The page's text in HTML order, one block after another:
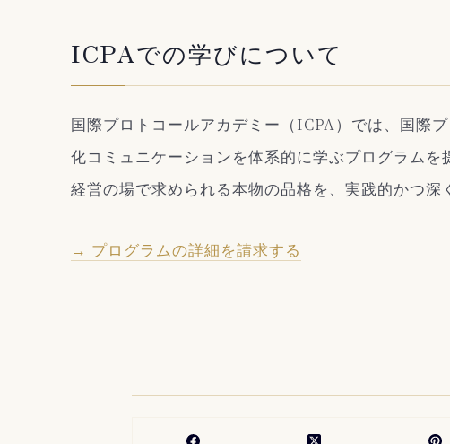
ICPAでの学びについて
国際プロトコールアカデミー（ICPA）では、国際
化コミュニケーションを体系的に学ぶプログラムを
経営の場で求められる本物の品格を、実践的かつ深
→ プログラムの詳細を請求する